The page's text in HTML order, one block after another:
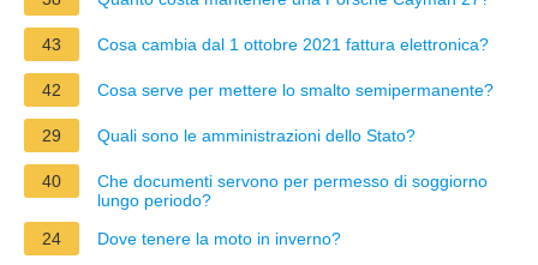
43 Cosa cambia dal 1 ottobre 2021 fattura elettronica?
42 Cosa serve per mettere lo smalto semipermanente?
29 Quali sono le amministrazioni dello Stato?
40
Che documenti servono per permesso di soggiorno
lungo periodo?
24
Dove tenere la moto in inverno?